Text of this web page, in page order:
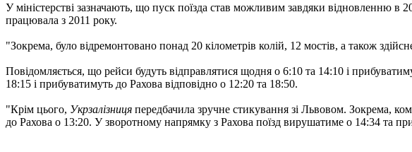
У міністерстві зазначають, що пуск поїзда став можливим завдяки відновленню в
працювала з 2011 року.
"Зокрема, було відремонтовано понад 20 кілометрів колій, 12 мостів, а також
Повідомляється, що рейси будуть відправлятися щодня о 6:10 та 14:10 і
18:15 і прибуватимуть до Рахова відповідно о 12:20 та 18:50.
"Крім цього, Укрзалізниця передбачила зручне стикування зі Львовом. Зокрема,
до Рахова о 13:20. У зворотному напрямку з Рахова поїзд вирушатиме о 14:34 та